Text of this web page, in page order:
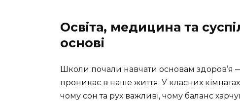
Освіта, медицина та
основі
Школи почали навчати основам здоров’я
проникає в наше життя. У класних кімнатах
чому сон та рух важливі, чому баланс